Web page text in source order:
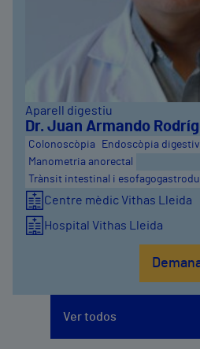
Aparell digestiu
Dr. Juan Armando
Colonoscòpia Endoscòpia
Manometria anorectal
Trànsit intestinal i
Centre mèdic Vithas Lleida
Hospital Vithas Lleida
Ver todos